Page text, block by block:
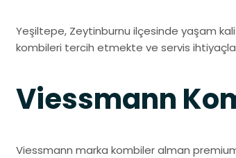
Yeşiltepe, Zeytinburnu ilçesinde yaşam
kombileri tercih etmekte ve servis
Viessmann
Viessmann marka kombiler alman